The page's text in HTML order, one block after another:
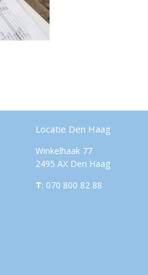
Locatie Den Haag
Winkelhaak 77
2495 AX Den Haag
T: 070 800 82 88